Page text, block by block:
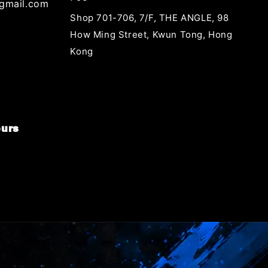
Shop 701-706, 7/F, THE ANGLE, 98
How Ming Street, Kwun Tong, Hong
Kong